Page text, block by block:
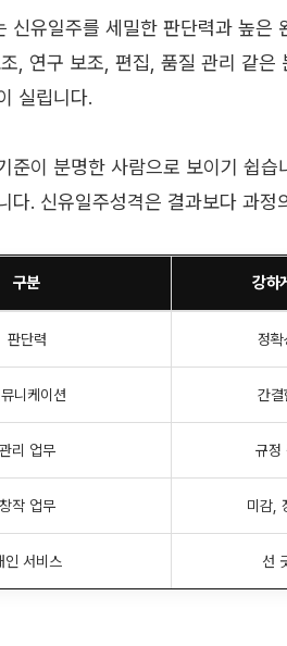
신유일주를 세밀한 판단력과 높은
, 연구 보조, 편집, 품질 관리 같
실립니다.
준이 분명한 사람으로 보이기 쉽
다. 신유일주성격은 결과보다 과
구분 강하
판단력 정
니케이션 간
관리 업무 규정
창작 업무 미감,
인 서비스 선